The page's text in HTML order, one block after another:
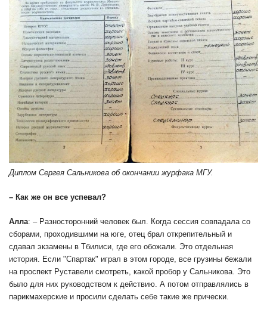
Диплом Сергея Сальникова об окончании журфака МГУ.
– Как же он все успевал?
Алла: – Разносторонний человек был. Когда сессия совпадала со
сборами, проходившими на юге, отец брал открепительный и
сдавал экзамены в Тбилиси, где его обожали. Это отдельная
история. Если "Спартак" играл в этом городе, все грузины бежали
на проспект Руставели смотреть, какой пробор у Сальникова. Это
было для них руководством к действию. А потом отправлялись в
парикмахерские и просили сделать себе такие же прически.